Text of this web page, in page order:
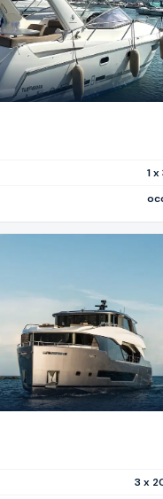
1
3 x